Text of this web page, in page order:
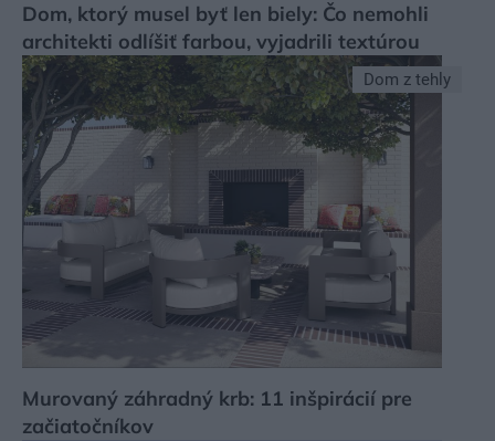
Dom, ktorý musel byť len biely: Čo nemohli
architekti odlíšiť farbou, vyjadrili textúrou
Dom z tehly
Murovaný záhradný krb: 11 inšpirácií pre
začiatočníkov